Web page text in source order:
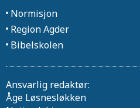
Normisjon
Region Agder
Bibelskolen
Ansvarlig redaktør:
Åge Løsnesløkken